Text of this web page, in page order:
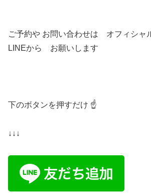
ご予約や お問い合わせは オフィシャ
LINEから お願いします
下のボタンを押すだけ ☝️
↓↓↓